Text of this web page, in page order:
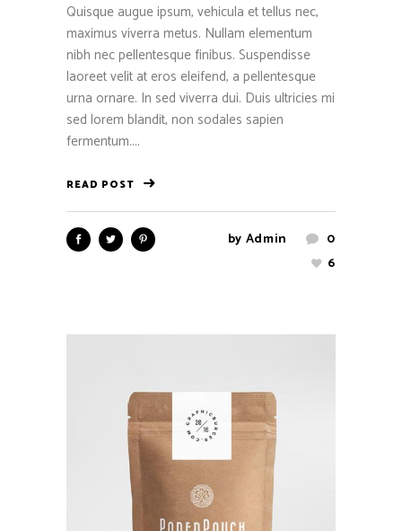
Quisque augue ipsum, vehicula et tellus nec,
maximus viverra metus. Nullam elementum
nibh nec pellentesque finibus. Suspendisse
laoreet velit at eros eleifend, a pellentesque
urna ornare. In sed viverra dui. Duis ultricies mi
sed lorem blandit, non sodales sapien
fermentum....
READ POST
by Admin
0
6